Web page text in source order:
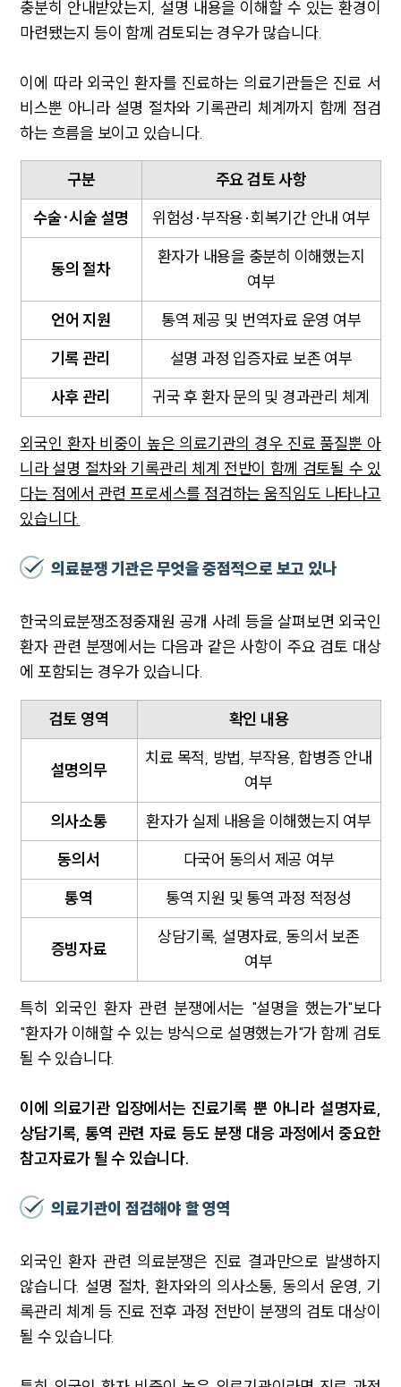
충분히 안내받았는지, 설명 내용을 이해할 수 있는 환경이
마련됐는지 등이 함께 검토되는 경우가 많습니다.
이에 따라 외국인 환자를 진료하는 의료기관들은 진료 서
비스뿐 아니라 설명 절차와 기록관리 체계까지 함께 점검
하는 흐름을 보이고 있습니다.
구분
주요 검토 사항
수술·시술 설명
위험성·부작용·회복기간 안내 여부
동의 절차
환자가 내용을 충분히 이해했는지
여부
언어 지원
통역 제공 및 번역자료 운영 여부
기록 관리
설명 과정 입증자료 보존 여부
사후 관리
귀국 후 환자 문의 및 경과관리 체계
외국인 환자 비중이 높은 의료기관의 경우 진료 품질뿐 아
니라 설명 절차와 기록관리 체계 전반이 함께 검토될 수 있
다는 점에서 관련 프로세스를 점검하는 움직임도 나타나고
있습니다.
의료분쟁 기관은 무엇을 중점적으로 보고 있나
한국의료분쟁조정중재원 공개 사례 등을 살펴보면 외국인
환자 관련 분쟁에서는 다음과 같은 사항이 주요 검토 대상
에 포함되는 경우가 있습니다.
검토 영역 확인 내용
설명의무
치료 목적, 방법, 부작용, 합병증 안내
여부
의사소통
환자가 실제 내용을 이해했는지 여부
동의서
다국어 동의서 제공 여부
통역
통역 지원 및 통역 과정 적정성
증빙자료
상담기록, 설명자료, 동의서 보존
여부
특히 외국인 환자 관련 분쟁에서는 "설명을 했는가"보다
"환자가 이해할 수 있는 방식으로 설명했는가"가 함께 검토
될 수 있습니다.
이에 의료기관 입장에서는 진료기록 뿐 아니라 설명자료,
상담기록, 통역 관련 자료 등도 분쟁 대응 과정에서 중요한
참고자료가 될 수 있습니다.
의료기관이 점검해야 할 영역
외국인 환자 관련 의료분쟁은 진료 결과만으로 발생하지
않습니다. 설명 절차, 환자와의 의사소통, 동의서 운영, 기
록관리 체계 등 진료 전후 과정 전반이 분쟁의 검토 대상이
될 수 있습니다.